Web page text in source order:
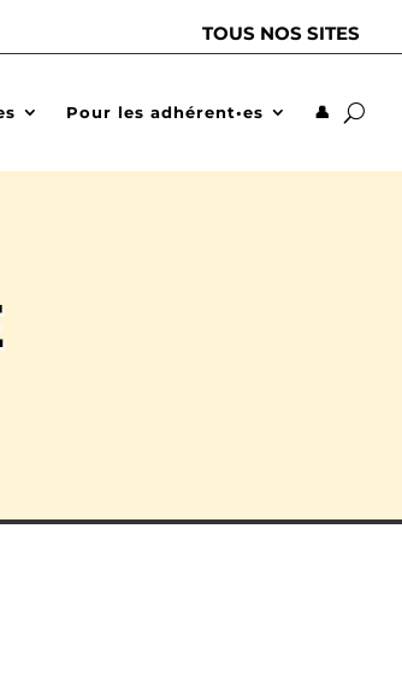
TOUS NOS SITES
Pour les adhérent•es 👤